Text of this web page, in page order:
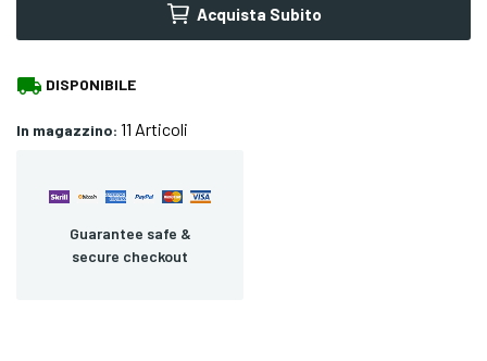
Acquista Subito
local_shipping DISPONIBILE
In magazzino: 11 Articoli
Guarantee safe &
secure checkout